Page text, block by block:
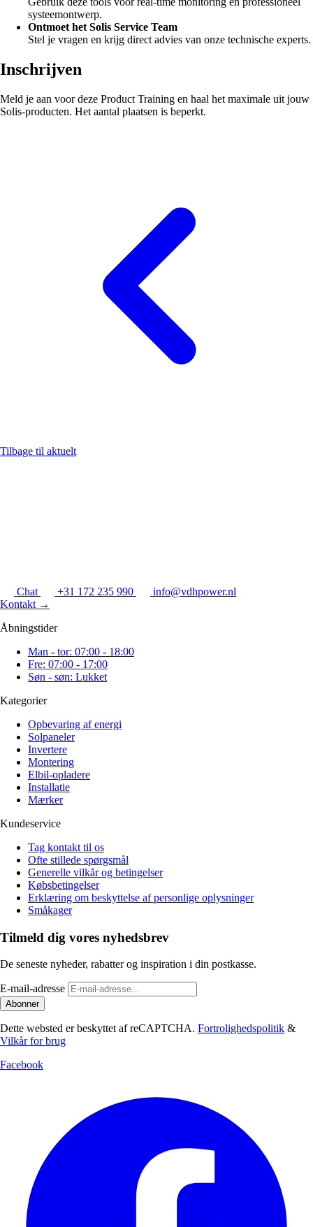
systeemontwerp.
Ontmoet het Solis Service Team
Stel je vragen en krijg direct advies van onze technische experts.
Inschrijven
Meld je aan voor deze Product Training en haal het maximale uit jouw
Solis-producten. Het aantal plaatsen is beperkt.
Tilbage til aktuelt
Chat +31 172 235 990
info@vdhpower.nl
Kontakt →
Åbningstider
Man - tor: 07:00 - 18:00
Fre: 07:00 - 17:00
Søn - søn: Lukket
Kategorier
Opbevaring af energi
Solpaneler
Invertere
Montering
Elbil-opladere
Installatie
Mærker
Kundeservice
Tag kontakt til os
Ofte stillede spørgsmål
Generelle vilkår og betingelser
Købsbetingelser
Erklæring om beskyttelse af personlige oplysninger
Småkager
Tilmeld dig vores nyhedsbrev
De seneste nyheder, rabatter og inspiration i din postkasse.
E-mail-adresse
Abonner
Dette websted er beskyttet af reCAPTCHA. Fortrolighedspolitik &
Vilkår for brug
Facebook